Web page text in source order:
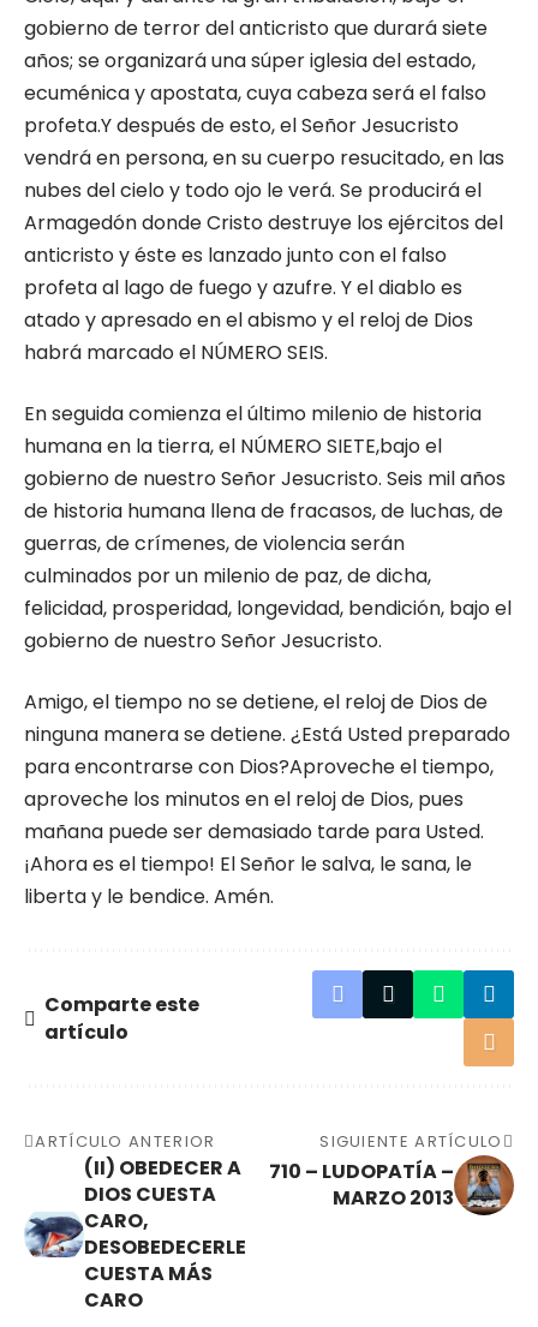
gobierno de terror del anticristo que durará siete
años; se organizará una súper iglesia del estado,
ecuménica y apostata, cuya cabeza será el falso
profeta.Y después de esto, el Señor Jesucristo
vendrá en persona, en su cuerpo resucitado, en las
nubes del cielo y todo ojo le verá. Se producirá el
Armagedón donde Cristo destruye los ejércitos del
anticristo y éste es lanzado junto con el falso
profeta al lago de fuego y azufre. Y el diablo es
atado y apresado en el abismo y el reloj de Dios
habrá marcado el NÚMERO SEIS.
En seguida comienza el último milenio de historia
humana en la tierra, el NÚMERO SIETE,bajo el
gobierno de nuestro Señor Jesucristo. Seis mil años
de historia humana llena de fracasos, de luchas, de
guerras, de crímenes, de violencia serán
culminados por un milenio de paz, de dicha,
felicidad, prosperidad, longevidad, bendición, bajo el
gobierno de nuestro Señor Jesucristo.
Amigo, el tiempo no se detiene, el reloj de Dios de
ninguna manera se detiene. ¿Está Usted preparado
para encontrarse con Dios?Aproveche el tiempo,
aproveche los minutos en el reloj de Dios, pues
mañana puede ser demasiado tarde para Usted.
¡Ahora es el tiempo! El Señor le salva, le sana, le
liberta y le bendice. Amén.
Comparte este
artículo
ARTÍCULO ANTERIOR
(II) OBEDECER A
DIOS CUESTA
CARO,
DESOBEDECERLE
CUESTA MÁS
CARO
SIGUIENTE ARTÍCULO
710 – LUDOPATÍA –
MARZO 2013